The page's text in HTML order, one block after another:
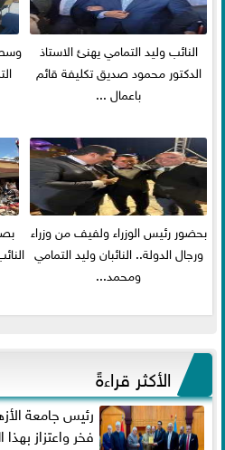
النائب وليد التمامي يهنئ الاستاذ
الدكتور محمود صديق تكليفة قائم
باعمال ...
وسط
بحضور رئيس الوزراء ولفيف من وزراء
ورجال الدولة.. النائبان وليد التمامي
ومحمد...
الأكثر قراءةً
رئيس جامعة
فخر واعتزاز بهذا